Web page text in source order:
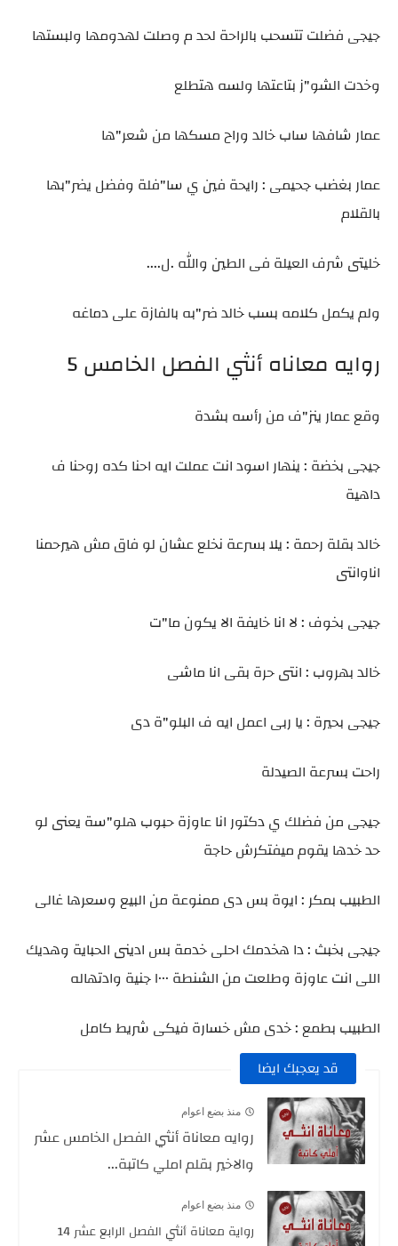
جيجى فضلت تتسحب بالراحة لحد م وصلت لهدومها ولبستها
وخدت الشو"ز بتاعتها ولسه هتطلع
عمار شافها ساب خالد وراح مسكها من شعر"ها
عمار بغضب جحيمى : رايحة فين ي سا"فلة وفضل يضر"بها
بالقلام
خليتى شرف العيلة فى الطين والله .ل....
ولم يكمل كلامه بسب خالد ضر"به بالفازة على دماغه
روايه معاناه أنثي الفصل الخامس 5
وقع عمار ينز"ف من رأسه بشدة
جيجى بخضة : ينهار اسود انت عملت ايه احنا كده روحنا ف
داهية
خالد بقلة رحمة : يلا بسرعة نخلع عشان لو فاق مش هيرحمنا
اناوانتى
جيجى بخوف : لا انا خايفة الا يكون ما"ت
خالد بهروب : انتى حرة بقى انا ماشى
جيجى بحيرة : يا ربى اعمل ايه ف البلو"ة دى
راحت بسرعة الصيدلة
جيجى من فضلك ي دكتور انا عاوزة حبوب هلو"سة يعنى لو
حد خدها يقوم ميفتكرش حاجة
الطبيب بمكر : ايوة بس دى ممنوعة من البيع وسعرها غالى
جيجى بخبث : دا هخدمك احلى خدمة بس ادينى الحباية وهديك
اللى انت عاوزة وطلعت من الشنطة ١٠٠٠ جنية وادتهاله
الطبيب بطمع : خدى مش خسارة فيكى شريط كامل
قد يعجبك ايضا
منذ بضع اعوام
روايه معاناة أنثي الفصل الخامس عشر
والاخير بقلم املي كاتبة...
منذ بضع اعوام
رواية معاناة أنثي الفصل الرابع عشر 14